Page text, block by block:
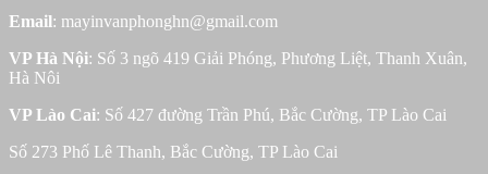
Email: mayinvanphonghn@gmail.com
VP Hà Nội: Số 3 ngõ 419 Giải Phóng, Phương Liệt, Thanh Xuân,
Hà Nôi
VP Lào Cai: Số 427 đường Trần Phú, Bắc Cường, TP Lào Cai
Số 273 Phố Lê Thanh, Bắc Cường, TP Lào Cai